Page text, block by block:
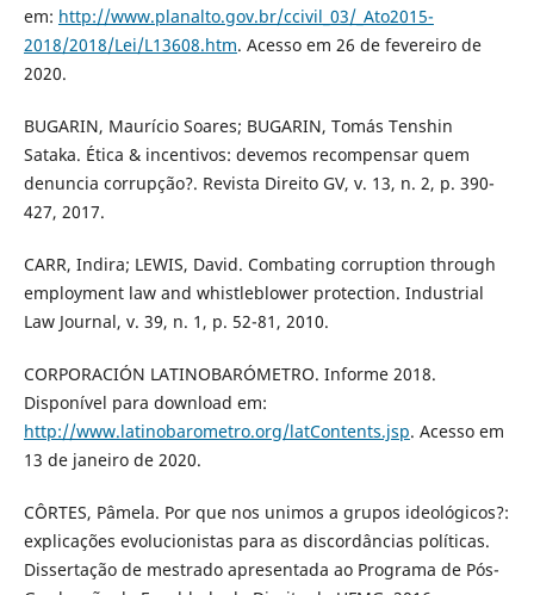
em: http://www.planalto.gov.br/ccivil_03/_Ato2015-
2018/2018/Lei/L13608.htm. Acesso em 26 de fevereiro de
2020.
BUGARIN, Maurício Soares; BUGARIN, Tomás Tenshin
Sataka. Ética & incentivos: devemos recompensar quem
denuncia corrupção?. Revista Direito GV, v. 13, n. 2, p. 390-
427, 2017.
CARR, Indira; LEWIS, David. Combating corruption through
employment law and whistleblower protection. Industrial
Law Journal, v. 39, n. 1, p. 52-81, 2010.
CORPORACIÓN LATINOBARÓMETRO. Informe 2018.
Disponível para download em:
http://www.latinobarometro.org/latContents.jsp. Acesso em
13 de janeiro de 2020.
CÔRTES, Pâmela. Por que nos unimos a grupos ideológicos?:
explicações evolucionistas para as discordâncias políticas.
Dissertação de mestrado apresentada ao Programa de Pós-